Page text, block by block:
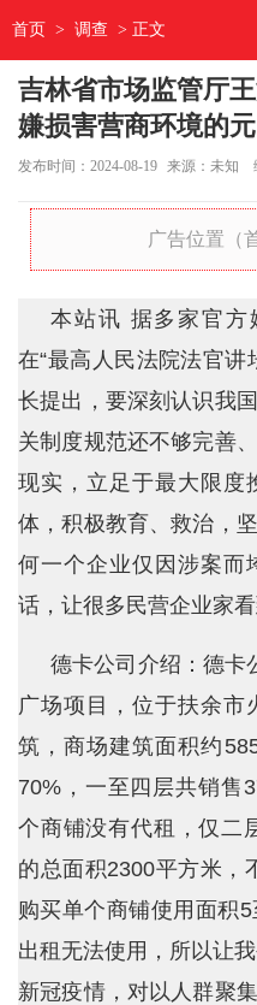
首页 > 调查 > 正文
吉林省市场监管厅
嫌损害营商环境的
发布时间：2024-08-19 来源：未知
广告位置（
本站讯 据多家官方
在“最高人民法院法官讲
长提出，要深刻认识我
关制度规范还不够完善
现实，立足于最大限度
体，积极教育、救治，
何一个企业仅因涉案而
话，让很多民营企业家
德卡公司介绍：德卡
广场项目，位于扶余市
筑，商场建筑面积约
70%，一至四层共销售
个商铺没有代租，仅二
的总面积2300平方米，
购买单个商铺使用面积
出租无法使用，所以让
新冠疫情，对以人群聚